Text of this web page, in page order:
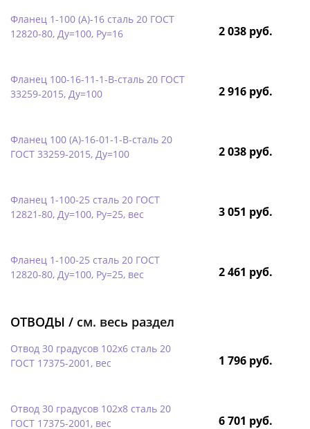
Фланец 1-100 (А)-16 сталь 20 ГОСТ
12820-80, Ду=100, Ру=16
2 038 руб.
Фланец 100-16-11-1-B-сталь 20 ГОСТ
33259-2015, Ду=100
2 916 руб.
Фланец 100 (А)-16-01-1-B-сталь 20
ГОСТ 33259-2015, Ду=100
2 038 руб.
Фланец 1-100-25 сталь 20 ГОСТ
12821-80, Ду=100, Ру=25, вес
3 051 руб.
Фланец 1-100-25 сталь 20 ГОСТ
12820-80, Ду=100, Ру=25, вес
2 461 руб.
ОТВОДЫ / см. весь раздел
Отвод 30 градусов 102х6 сталь 20
ГОСТ 17375-2001, вес
1 796 руб.
Отвод 30 градусов 102х8 сталь 20
ГОСТ 17375-2001, вес
6 701 руб.